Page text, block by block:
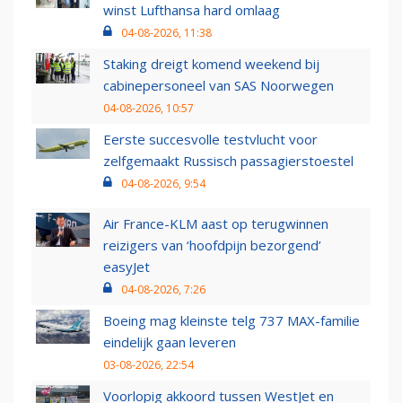
winst Lufthansa hard omlaag
04-08-2026, 11:38
Staking dreigt komend weekend bij
cabinepersoneel van SAS Noorwegen
04-08-2026, 10:57
Eerste succesvolle testvlucht voor
zelfgemaakt Russisch passagierstoestel
04-08-2026, 9:54
Air France-KLM aast op terugwinnen
reizigers van ‘hoofdpijn bezorgend’
easyJet
04-08-2026, 7:26
Boeing mag kleinste telg 737 MAX-familie
eindelijk gaan leveren
03-08-2026, 22:54
Voorlopig akkoord tussen WestJet en